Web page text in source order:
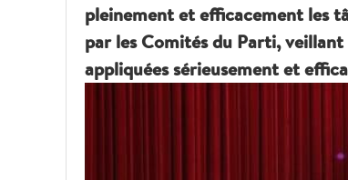
pleinement et efficacement les
par les Comités du Parti,
appliquées sérieusement et